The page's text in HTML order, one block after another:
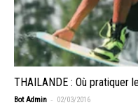
THAILANDE : Où pratiquer
Bot Admin - 02/03/2016